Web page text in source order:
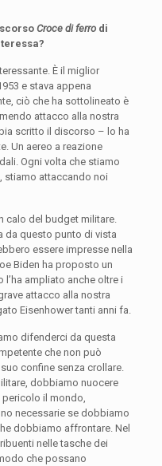
Croce di ferrodi
a?
È il miglior
e stava appena
ciò che ha sottolineato è
attacco alla nostra
scritto il discorso – lo ha
Un aereo a reazione
Ogni volta che stiamo
stiamo attaccando noi
calo del budget militare.
da questo punto di vista
essere impresse nella
Biden ha proposto un
ampliato anche oltre i
attacco alla nostra
Eisenhower tanti anni fa.
difenderci da questa
che non può
confine senza crollare.
dobbiamo nuocere
il mondo,
necessarie se dobbiamo
dobbiamo affrontare. Nel
nelle tasche dei
che possano